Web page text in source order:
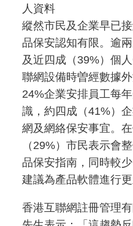
人資料
縱然市民及企業早已
品保安認知有限。逾
及近四成（39%）個
聯網設備時曽經數據
24%企業安排員工每
識，約四成（41%）
網及網絡保安事宜。
（29%）市民表示會
品保安指南，同時較
建議為產品軟體進行更
香港互聯網註冊管理